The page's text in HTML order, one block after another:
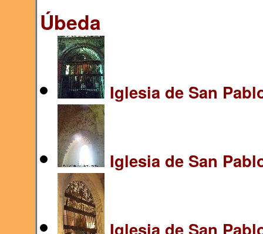
Úbeda
Iglesia de San
Iglesia de San
Iglesia de San